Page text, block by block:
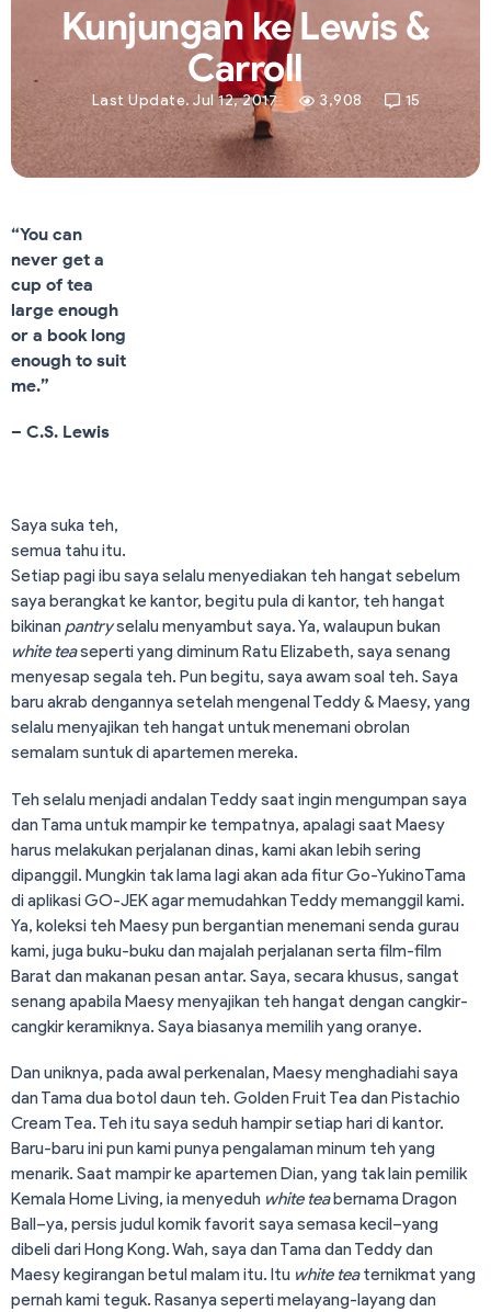
Kunjungan ke Lewis &
Carroll
Last Update. Jul 12, 2017 3,908 15
“You can
never get a
cup of tea
large enough
or a book long
enough to suit
me.”
– C.S. Lewis
Saya suka teh,
semua tahu itu.
Setiap pagi ibu saya selalu menyediakan teh hangat sebelum
saya berangkat ke kantor, begitu pula di kantor, teh hangat
bikinan pantryselalu menyambut saya. Ya, walaupun bukan
white teaseperti yang diminum Ratu Elizabeth, saya senang
menyesap segala teh. Pun begitu, saya awam soal teh. Saya
baru akrab dengannya setelah mengenal Teddy & Maesy, yang
selalu menyajikan teh hangat untuk menemani obrolan
semalam suntuk di apartemen mereka.
Teh selalu menjadi andalan Teddy saat ingin mengumpan saya
dan Tama untuk mampir ke tempatnya, apalagi saat Maesy
harus melakukan perjalanan dinas, kami akan lebih sering
dipanggil. Mungkin tak lama lagi akan ada fitur Go-YukinoTama
di aplikasi GO-JEK agar memudahkan Teddy memanggil kami.
Ya, koleksi teh Maesy pun bergantian menemani senda gurau
kami, juga buku-buku dan majalah perjalanan serta film-film
Barat dan makanan pesan antar. Saya, secara khusus, sangat
senang apabila Maesy menyajikan teh hangat dengan cangkir-
cangkir keramiknya. Saya biasanya memilih yang oranye.
Dan uniknya, pada awal perkenalan, Maesy menghadiahi saya
dan Tama dua botol daun teh. Golden Fruit Tea dan Pistachio
Cream Tea. Teh itu saya seduh hampir setiap hari di kantor.
Baru-baru ini pun kami punya pengalaman minum teh yang
menarik. Saat mampir ke apartemen Dian, yang tak lain pemilik
Kemala Home Living, ia menyeduh white teabernama Dragon
Ball–ya, persis judul komik favorit saya semasa kecil–yang
dibeli dari Hong Kong. Wah, saya dan Tama dan Teddy dan
Maesy kegirangan betul malam itu. Itu white teaternikmat yang
pernah kami teguk. Rasanya seperti melayang-layang dan